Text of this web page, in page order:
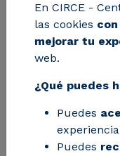
tecnología
356 y RTDS.
homologación
pruebas de
el correcto
condiciones.
En CIRCE -
las cookies
mejorar tu
web.
¿Qué puedes
Puedes
Puedes